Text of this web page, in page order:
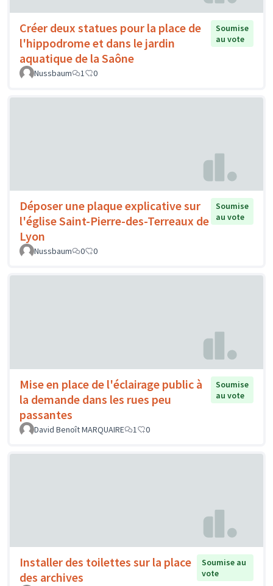
Créer deux statues pour la place de
l'hippodrome et dans le jardin
aquatique de la Saône
Soumise
au vote
Nussbaum 1 0
Déposer une plaque explicative sur
l'église Saint-Pierre-des-Terreaux de
Lyon
Soumise
au vote
Nussbaum 0 0
Mise en place de l'éclairage public à
la demande dans les rues peu
passantes
Soumise
au vote
David Benoît MARQUAIRE 1 0
Installer des toilettes sur la place
des archives
Soumise au
vote